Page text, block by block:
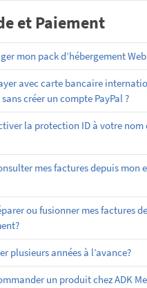
et Paiement
mon pack d’hébergement
avec carte bancaire
créer un compte PayPal ?
la protection ID à votre nom
mes factures depuis mon
ou fusionner mes factures de
plusieurs années à l’avance?
un produit chez ADK